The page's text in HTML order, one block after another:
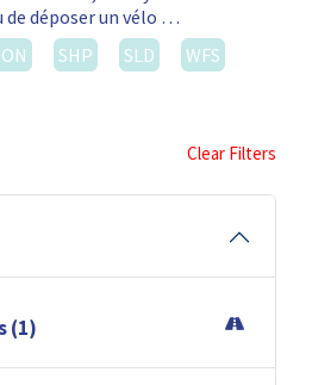
déposer un vélo …
SHP SLD
WFS
Clear Filters
(1)